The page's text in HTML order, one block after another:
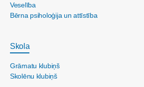
Veselība
Bērna psiholoģija un attīstība
Skola
Grāmatu klubiņš
Skolēnu klubiņš